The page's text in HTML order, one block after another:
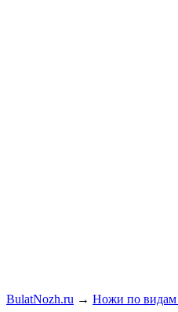
BulatNozh.ru → Ножи по видам